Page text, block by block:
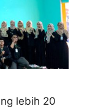
lebih 20